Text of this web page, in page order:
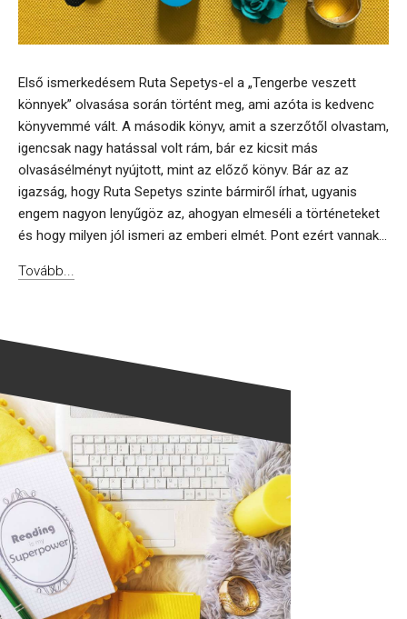
Első ismerkedésem Ruta Sepetys-el a „Tengerbe veszett
könnyek” olvasása során történt meg, ami azóta is kedvenc
könyvemmé vált. A második könyv, amit a szerzőtől olvastam,
igencsak nagy hatással volt rám, bár ez kicsit más
olvasásélményt nyújtott, mint az előző könyv. Bár az az
igazság, hogy Ruta Sepetys szinte bármiről írhat, ugyanis
engem nagyon lenyűgöz az, ahogyan elmeséli a történeteket
és hogy milyen jól ismeri az emberi elmét. Pont ezért vannak...
Tovább...